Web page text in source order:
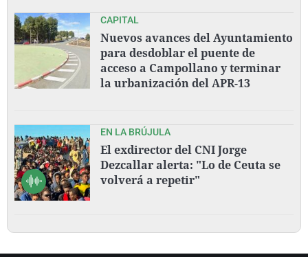
CAPITAL
Nuevos avances del Ayuntamiento
para desdoblar el puente de
acceso a Campollano y terminar
la urbanización del APR-13
EN LA BRÚJULA
El exdirector del CNI Jorge
Dezcallar alerta: "Lo de Ceuta se
volverá a repetir"